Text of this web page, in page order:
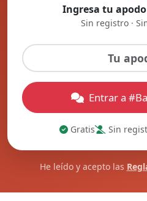
Ingresa tu
Sin registro ·
Entrar a
Gratis Sin
He leído y acepto las